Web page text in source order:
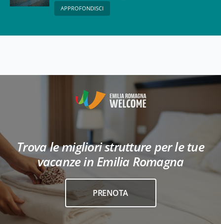
APPROFONDISCI
Trova le migliori strutture per le tue
vacanze in Emilia Romagna
PRENOTA